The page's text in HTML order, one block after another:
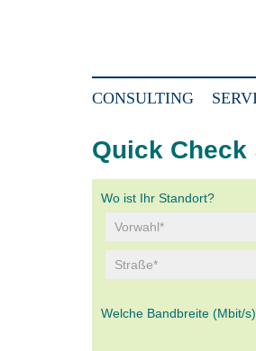
CONSULTING
Quick Check
Wo ist Ihr Standort?
Welche Bandbreite (Mbit/